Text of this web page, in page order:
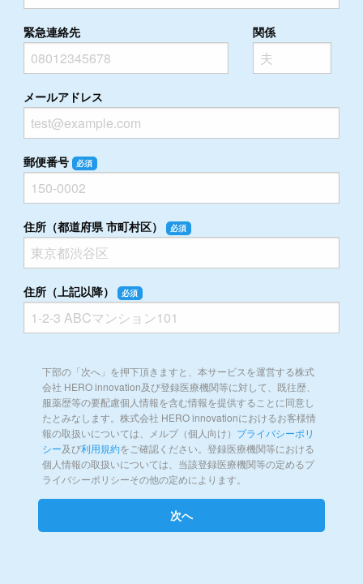
緊急連絡先 関係
メールアドレス
郵便番号 必須
住所（都道府県 市町村区） 必須
住所（上記以降） 必須
下部の「次へ」を押下頂きますと、本サービスを運営する株式
会社 HERO innovation及び登録医療機関等に対して、既往歴、
服薬歴等の要配慮個人情報を含む情報を提供することに同意し
たとみなします。株式会社 HERO innovationにおけるお客様情
報の取扱いについては、メルプ（個人向け） プライバシーポリ
シー及び利用規約をご確認ください。登録医療機関等における
個人情報の取扱いについては、当該登録医療機関等の定めるプ
ライバシーポリシーその他の定めによります。